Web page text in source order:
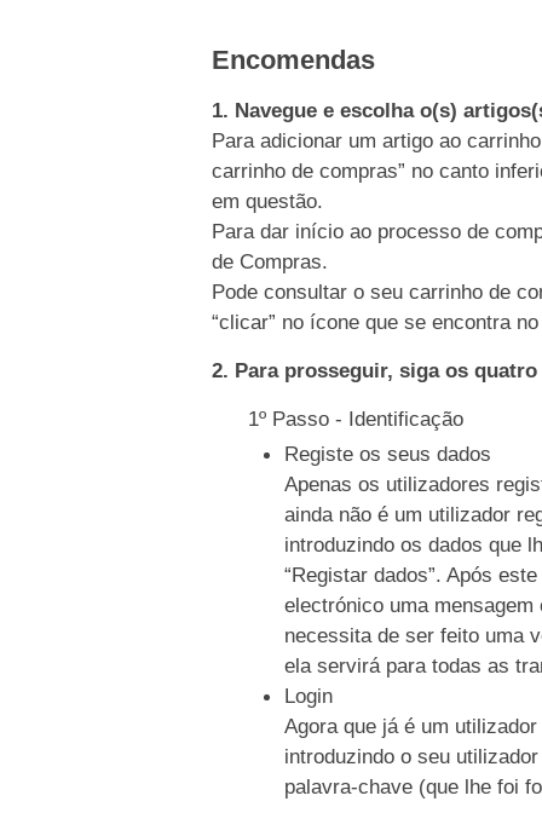
Encomendas
1. Navegue e escolha o(s)
Para adicionar um artigo ao
carrinho de compras” no canto
em questão.
Para dar início ao processo de
de Compras.
Pode consultar o seu carrinho de
“clicar” no ícone que se encontra
2. Para prosseguir, siga os
1º Passo - Identificação
Registe os seus dados
Apenas os utilizadores
ainda não é um utilizador
introduzindo os dados que
“Registar dados”. Após
electrónico uma
necessita de ser feito uma
ela servirá para todas as
Login
Agora que já é um
introduzindo o seu
palavra-chave (que lhe foi